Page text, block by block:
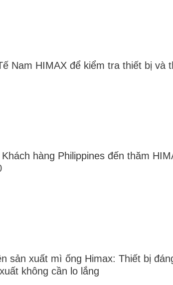
Nam HIMAX để kiểm tra thiết bị và
hàng Philippines đến thăm
sản xuất mì ống Himax: Thiết bị
không cần lo lắng